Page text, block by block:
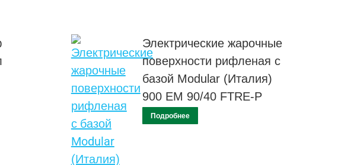
Электрические жарочные
поверхности рифленая с
базой Modular (Италия)
900 EM 90/40 FTRE-P
Подробнее